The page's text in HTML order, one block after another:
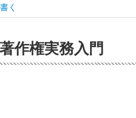
く
作権実務入門